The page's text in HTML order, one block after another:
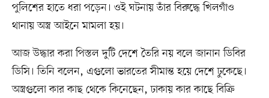
পুলিশের হাতে ধরা পড়েন। ওই ঘটনায় তাঁর বিরুদ্ধে খিলগাঁও
থানায় অস্ত্র আইনে মামলা হয়।
আজ উদ্ধার করা পিস্তল দুটি দেশে তৈরি নয় বলে জানান ডিবির
ডিসি। তিনি বলেন, এগুলো ভারতের সীমান্ত হয়ে দেশে ঢুকেছে।
অস্ত্রগুলো কার কাছ থেকে কিনেছেন, ঢাকায় কার কাছে বিক্রি